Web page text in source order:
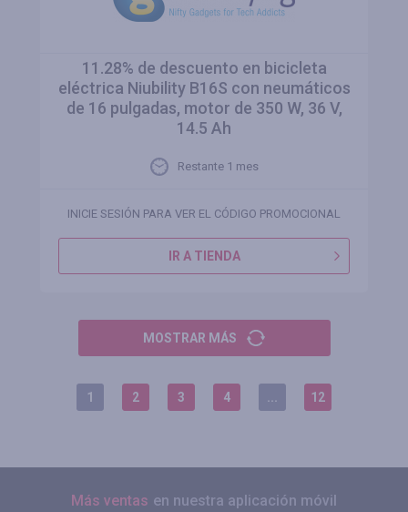
11.28% de descuento en bicicleta
eléctrica Niubility B16S con neumáticos
de 16 pulgadas, motor de 350 W, 36 V,
14.5 Ah
Restante 1 mes
INICIE SESIÓN PARA VER EL CÓDIGO PROMOCIONAL
IR A TIENDA
MOSTRAR MÁS
1 2 3 4 12
Más ventas en nuestra aplicación móvil